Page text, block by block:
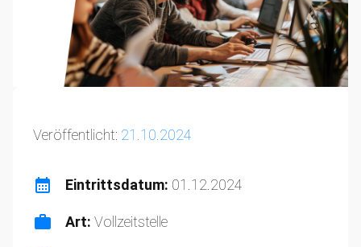
Veröffentlicht: 21.10.2024
Eintrittsdatum: 01.12.2024
Art: Vollzeitstelle